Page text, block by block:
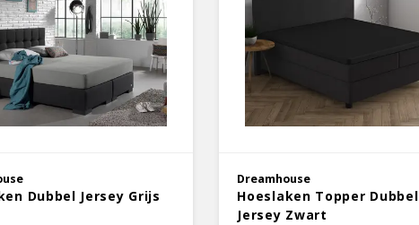
Dubbel Jersey Grijs
Dreamhouse
Hoeslaken Topper Dubbel
Jersey Zwart